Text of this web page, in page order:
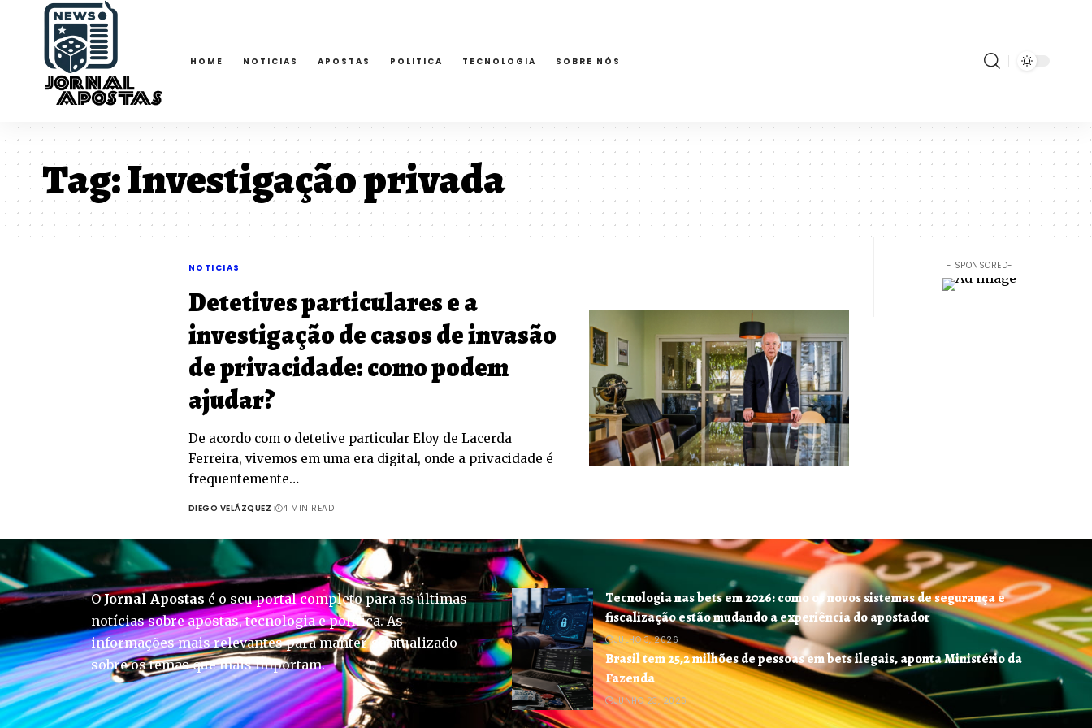
HOME NOTICIAS APOSTAS POLITICA TECNOLOGIA SOBRE NÓS
Tag:Investigação privada
NOTICIAS
Detetives particulares e a
investigação de casos de invasão
de privacidade: como podem
ajudar?
De acordo com o detetive particular Eloy de Lacerda
Ferreira, vivemos em uma era digital, onde a privacidade é
frequentemente…
DIEGO VELÁZQUEZ 4 MIN READ
- SPONSORED-
OJornal Apostas é o seu portal completo para as últimas
notícias sobre apostas, tecnologia e política. As
informações mais relevantes para manter-se atualizado
sobre os temas que mais importam.
Tecnologia nas bets em 2026: como os novos sistemas de segurança e
fiscalização estão mudando a experiência do apostador
JULHO 3, 2026
Brasil tem 25,2 milhões de pessoas em bets ilegais, aponta Ministério da
Fazenda
JUNHO 23, 2026